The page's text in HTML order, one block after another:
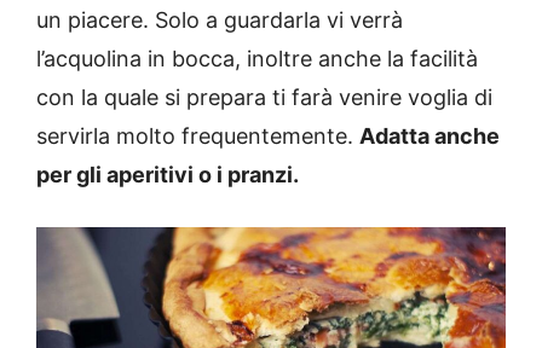
un piacere. Solo a guardarla vi verrà
l’acquolina in bocca, inoltre anche la facilità
con la quale si prepara ti farà venire voglia di
servirla molto frequentemente. Adatta anche
per gli aperitivi o i pranzi.